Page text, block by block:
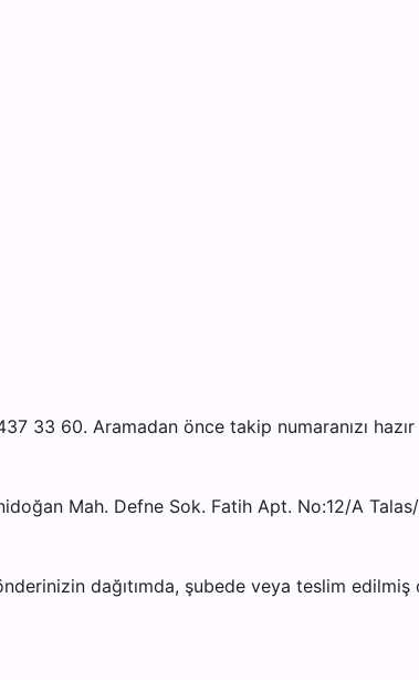
60. Aramadan önce takip numaranızı hazır
Mah. Defne Sok. Fatih Apt. No:12/A Talas/
dağıtımda, şubede veya teslim edilmiş